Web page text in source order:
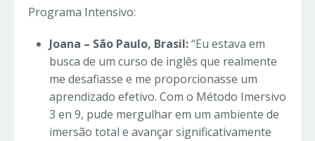
Programa Intensivo:
Joana – São Paulo, Brasil:“Eu estava em
busca de um curso de inglês que realmente
me desafiasse e me proporcionasse um
aprendizado efetivo. Com o Método Imersivo
3 en 9, pude mergulhar em um ambiente de
imersão total e avançar significativamente